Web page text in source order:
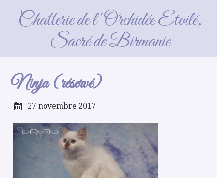
Chatterie de l'Orchidée Etoilé,
Sacré de Birmanie
Ninja (réservé)
Ninja (réservé)
27 novembre 2017